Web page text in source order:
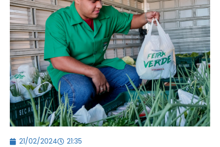
21/02/2024 21:35